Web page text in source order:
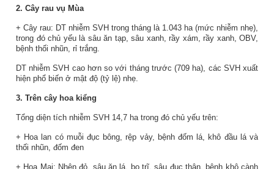
2. Cây rau vụ Mùa
+ Cây rau: DT nhiễm SVH trong tháng là 1.043 ha (mức nhiễm nhẹ),
trong đó chủ yếu là sâu ăn tạp, sâu xanh, rầy xám, rầy xanh, OBV,
bệnh thối nhũn, rỉ trắng.
DT nhiễm SVH cao hơn so với tháng trước (709 ha), các SVH xuất
hiện phổ biến ở mật độ (tỷ lệ) nhẹ.
3. Trên cây hoa kiểng
Tổng diện tích nhiễm SVH 14,7 ha trong đó chủ yếu trên:
+ Hoa lan có muỗi đục bông, rệp vảy, bệnh đốm lá, khô đầu lá và
thối nhũn, đốm đen
+ Hoa Mai: Nhện đỏ, sâu ăn lá, bọ trĩ, sâu đục thân, bệnh khô cành